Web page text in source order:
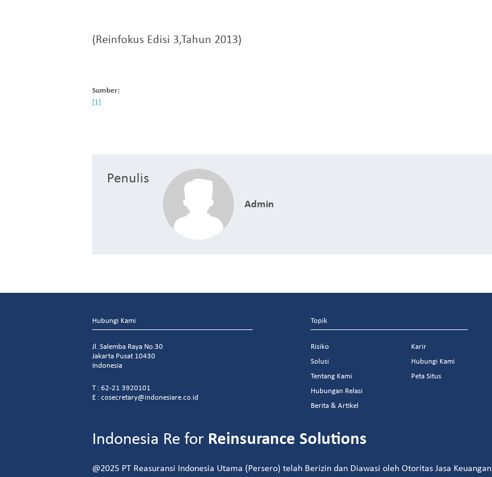
(Reinfokus Edisi 3,Tahun 2013)
Sumber:
Penulis
Admin
Hubungi Kami
Jl. Salemba Raya No.30
Jakarta Pusat 10430
Indonesia
T : 62-21 3920101
E : cosecretary@indonesiare.co.id
Topik
Risiko
Solusi
Tentang Kami
Hubungan Relasi
Berita & Artikel
Karir
Hubungi Kami
Peta Situs
Indonesia Re for Reinsurance Solutions
@2025 PT Reasuransi Indonesia Utama (Persero) telah Berizin dan Diawasi oleh Otoritas Jasa Keuangan